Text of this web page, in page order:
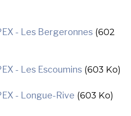
- Les Bergeronnes (602
- Les Escoumins (603 Ko)
- Longue-Rive (603 Ko)